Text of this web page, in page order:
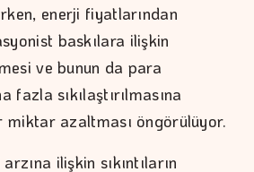
enerji fiyatlarından
baskılara ilişkin
ve bunun da para
fazla sıkılaştırılmasına
miktar azaltması öngörülüyor.
ilişkin sıkıntıların